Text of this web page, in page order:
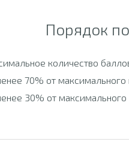
Порядок
количество
70% от максимального
30% от максимального